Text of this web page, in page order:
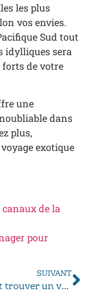
les plus
vos envies.
Sud tout
idylliques sera
forts de votre
une
dans
plus,
exotique
de la
pour
SUIVANT
Comment trouver un vol abordable en direction de Punta Cana